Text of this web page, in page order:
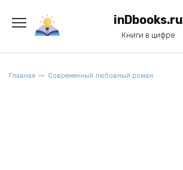
содержанию
inDbooks.ru
Книги в цифре
Главная Современный любовный роман